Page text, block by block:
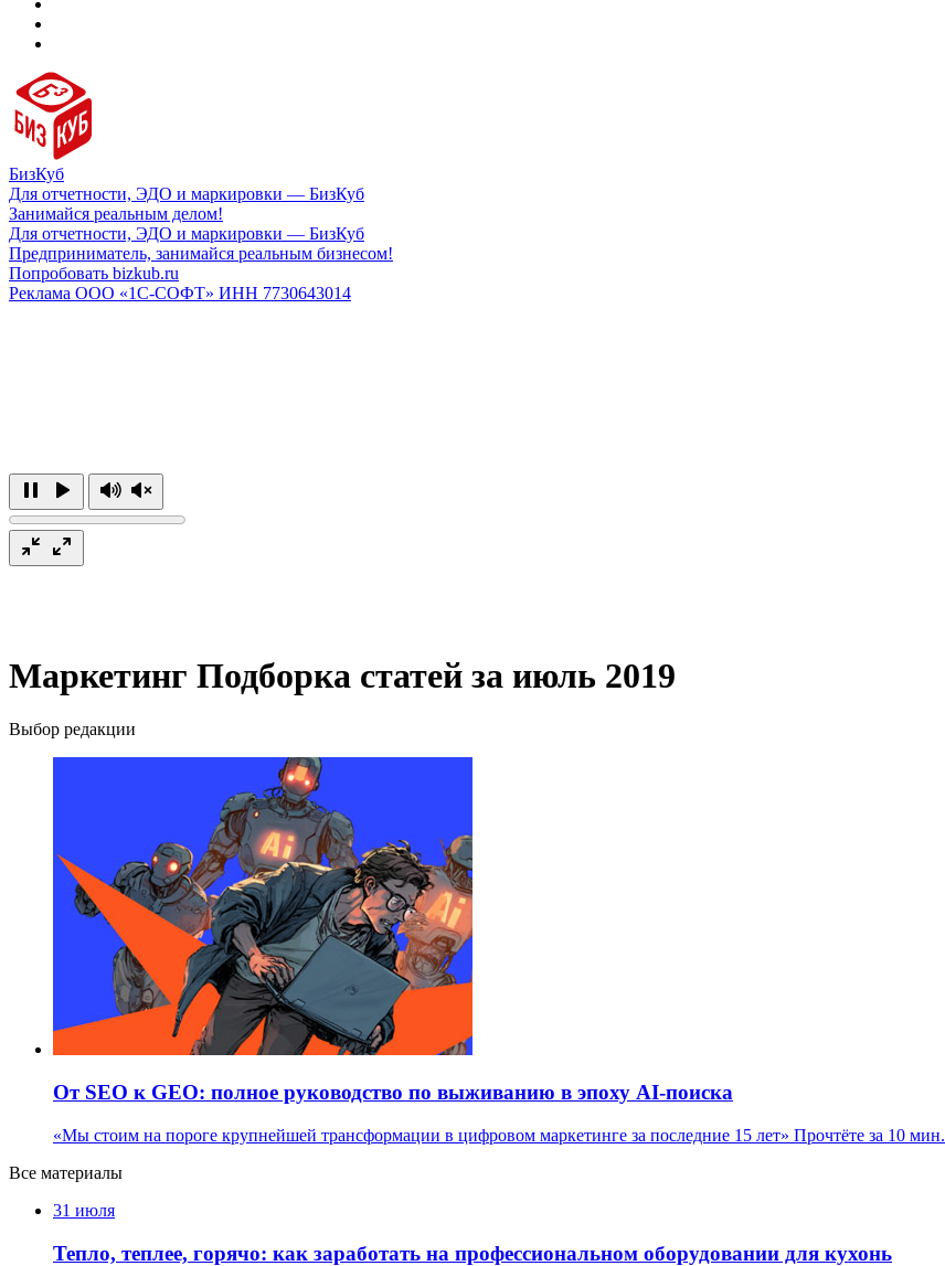
БизКуб
Для отчетности, ЭДО и маркировки — БизКуб
Занимайся реальным делом!
Для отчетности, ЭДО и маркировки — БизКуб
Предприниматель, занимайся реальным бизнесом!
Попробовать bizkub.ru
Реклама ООО «1С-СОФТ» ИНН 7730643014
Маркетинг Подборка статей за июль 2019
Выбор редакции
От SEO к GEO: полное руководство по выживанию в эпоху AI-поиска
«Мы стоим на пороге крупнейшей трансформации в цифровом маркетинге за последние 15 лет» Прочтёте за 10 мин.
Все материалы
31 июля
Тепло, теплее, горячо: как заработать на профессиональном оборудовании для кухонь